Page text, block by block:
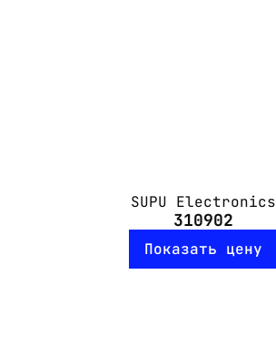
SUPU Electronics
310902
Показать цену